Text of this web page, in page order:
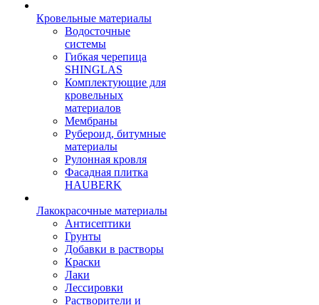
Кровельные материалы
Водосточные
системы
Гибкая черепица
SHINGLAS
Комплектующие для
кровельных
материалов
Мембраны
Рубероид, битумные
материалы
Рулонная кровля
Фасадная плитка
HAUBERK
Лакокрасочные материалы
Антисептики
Грунты
Добавки в растворы
Краски
Лаки
Лессировки
Растворители и